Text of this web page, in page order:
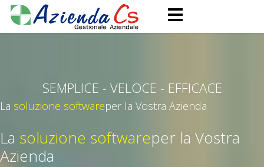
SEMPLICE - VELOCE - EFFICACE
La soluzione softwareper la Vostra Azienda
La soluzione softwareper la Vostra
Azienda